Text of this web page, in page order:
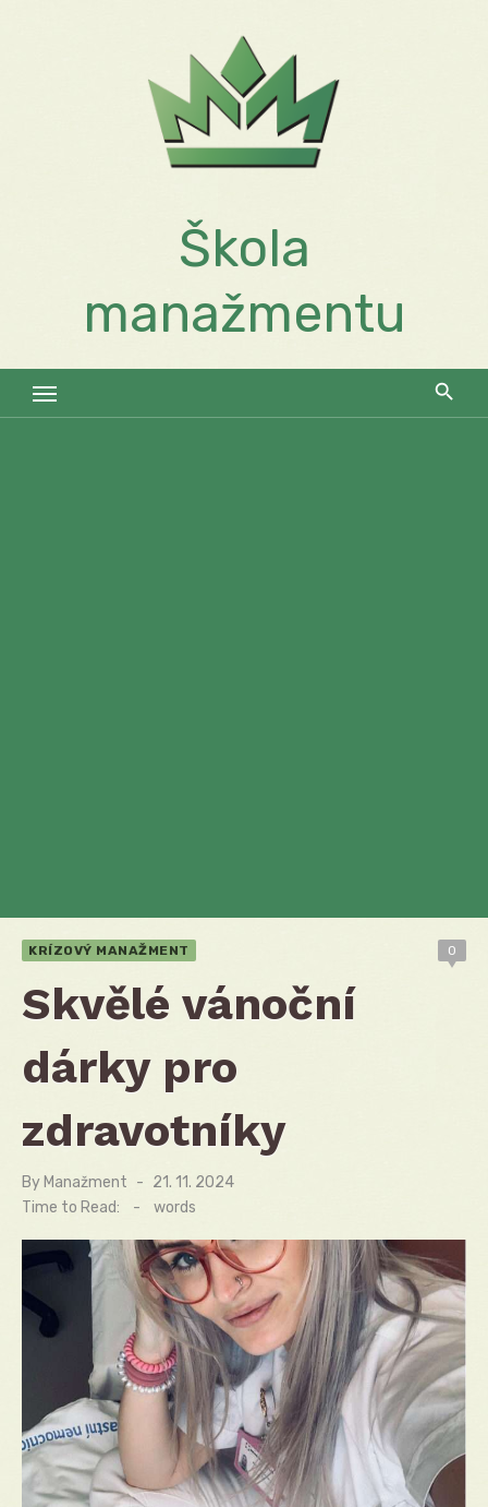
Škola
manažmentu
KRÍZOVÝ MANAŽMENT 0
Skvělé vánoční
dárky pro
zdravotníky
By Manažment
Posted
on
21. 11. 2024
Time to Read:
- words